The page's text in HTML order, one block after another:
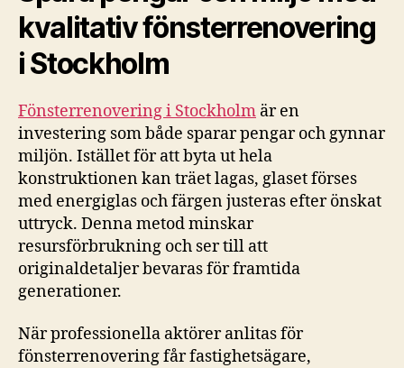
kvalitativ fönsterrenovering
i Stockholm
Fönsterrenovering i Stockholm är en
investering som både sparar pengar och gynnar
miljön. Istället för att byta ut hela
konstruktionen kan träet lagas, glaset förses
med energiglas och färgen justeras efter önskat
uttryck. Denna metod minskar
resursförbrukning och ser till att
originaldetaljer bevaras för framtida
generationer.
När professionella aktörer anlitas för
fönsterrenovering får fastighetsägare,